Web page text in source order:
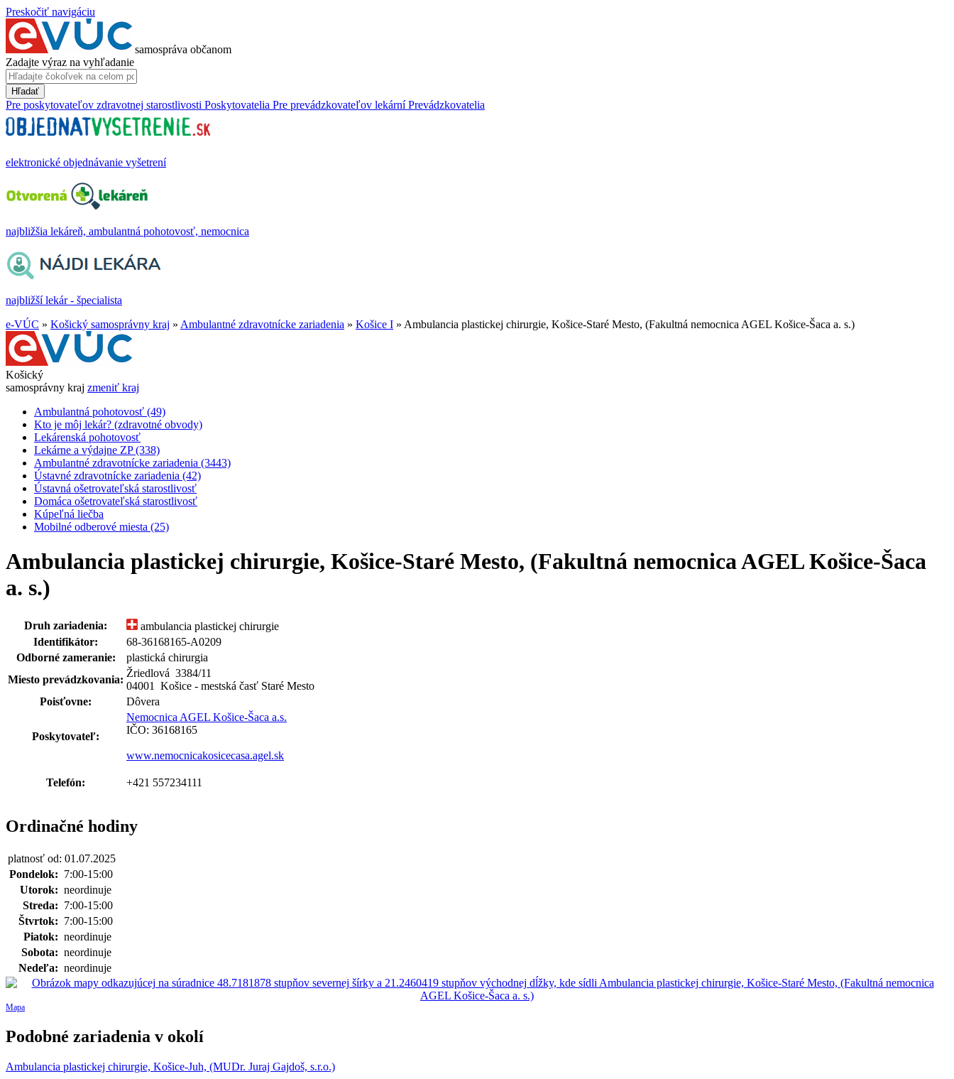
Preskočiť navigáciu
samospráva občanom
Zadajte výraz na vyhľadanie
Hľadať
Pre poskytovateľov zdravotnej starostlivosti Poskytovatelia Pre prevádzkovateľov lekární Prevádzkovatelia
elektronické objednávanie vyšetrení
najbližšia lekáreň, ambulantná pohotovosť, nemocnica
najbližší lekár - špecialista
e-VÚC » Košický samosprávny kraj » Ambulantné zdravotnícke zariadenia » Košice I » Ambulancia plastickej chirurgie, Košice-Staré Mesto, (Fakultná nemocnica AGEL Košice-Šaca a. s.)
Košický
samosprávny kraj zmeniť kraj
Ambulantná pohotovosť (49)
Kto je môj lekár? (zdravotné obvody)
Lekárenská pohotovosť
Lekárne a výdajne ZP (338)
Ambulantné zdravotnícke zariadenia (3443)
Ústavné zdravotnícke zariadenia (42)
Ústavná ošetrovateľská starostlivosť
Domáca ošetrovateľská starostlivosť
Kúpeľná liečba
Mobilné odberové miesta (25)
Ambulancia plastickej chirurgie, Košice-Staré Mesto, (Fakultná nemocnica AGEL Košice-Šaca
a. s.)
Druh zariadenia:
ambulancia plastickej chirurgie
Identifikátor:
68-36168165-A0209
Odborné zameranie:
plastická chirurgia
Miesto prevádzkovania:
Žriedlová 3384/11
04001 Košice - mestská časť Staré Mesto
Poisťovne:
Dôvera
Poskytovateľ:
Nemocnica AGEL Košice-Šaca a.s.
IČO: 36168165
www.nemocnicakosicecasa.agel.sk
Telefón: +421 557234111
Ordinačné hodiny
platnosť od: 01.07.2025
Pondelok: 7:00-15:00
Utorok: neordinuje
Streda: 7:00-15:00
Štvrtok: 7:00-15:00
Piatok: neordinuje
Sobota: neordinuje
Nedeľa: neordinuje
Mapa
Podobné zariadenia v okolí
Ambulancia plastickej chirurgie, Košice-Juh, (MUDr. Juraj Gajdoš, s.r.o.)